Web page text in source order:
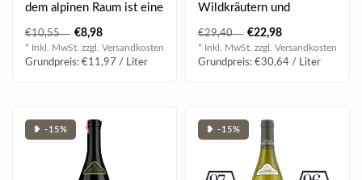
dem alpinen Raum ist eine
für den Grünen Veltliner
die..
€10,55 €8,98
* Inkl. MwSt. zzgl. Versandkosten
Grundpreis: €11,97 / Liter
Wildkräutern und
Preiselbeeren, zartblumig
und erfrischend; etw..
€29,40 €22,98
* Inkl. MwSt. zzgl. Versandkosten
Grundpreis: €30,64 / Liter
❥ -15% ❥ -15%